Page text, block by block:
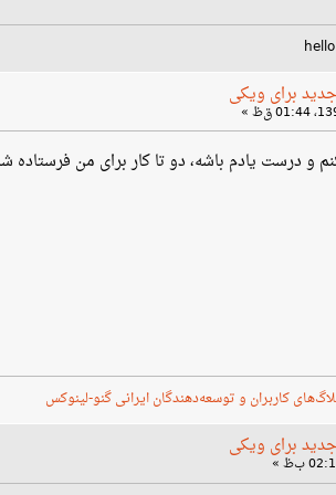
برای ویکی
و درست یادم باشه، دو تا کار برای من فرستاده
کاربران و توسعه‌دهندگان ایرانی گنو-لینوکس
برای ویکی